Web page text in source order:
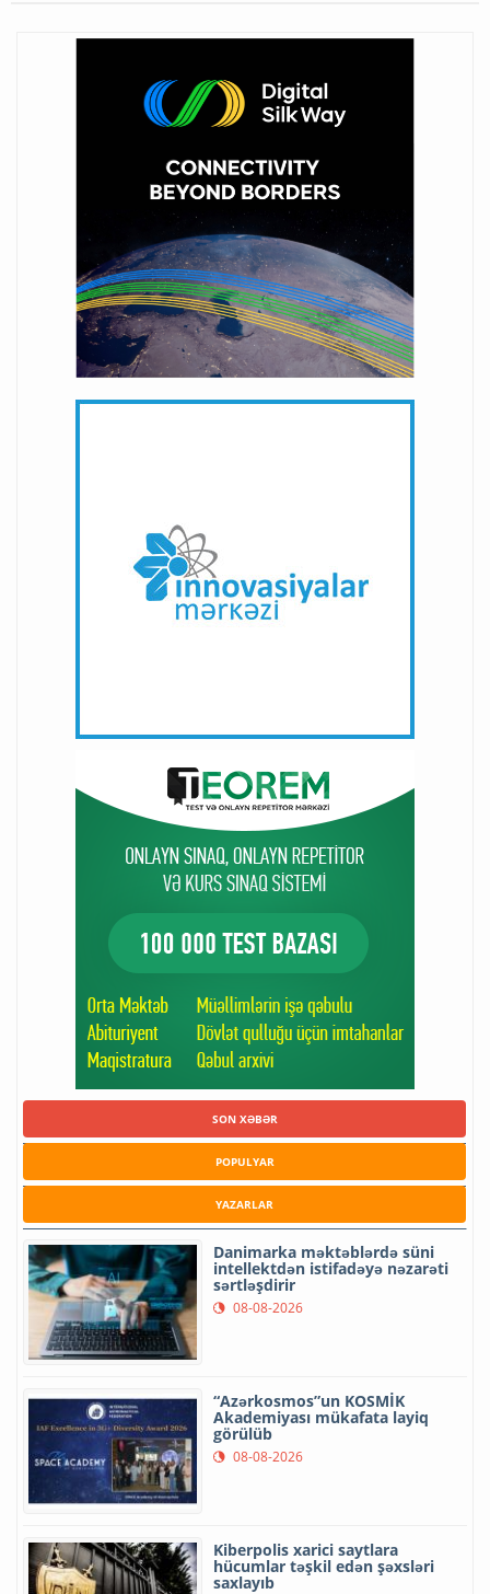
SON XƏBƏR
POPULYAR
YAZARLAR
Danimarka məktəblərdə süni
intellektdən istifadəyə nəzarəti
sərtləşdirir
08-08-2026
“Azərkosmos”un KOSMİK
Akademiyası mükafata layiq
görülüb
08-08-2026
Kiberpolis xarici saytlara
hücumlar təşkil edən şəxsləri
saxlayıb